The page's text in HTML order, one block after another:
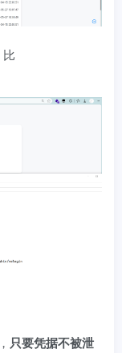
只要凭据不被泄